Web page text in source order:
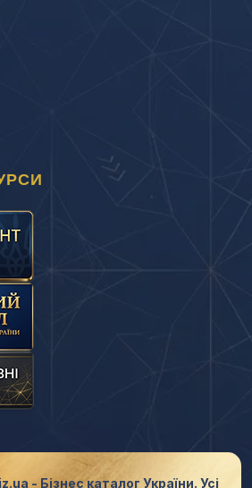
- Бізнес каталог України. Усі